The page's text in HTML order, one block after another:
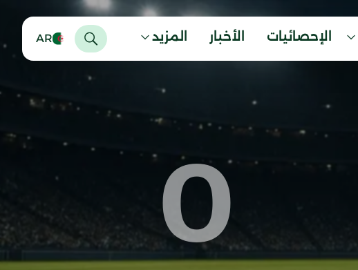
الإحصائيات الأخبار المزيد AR
0